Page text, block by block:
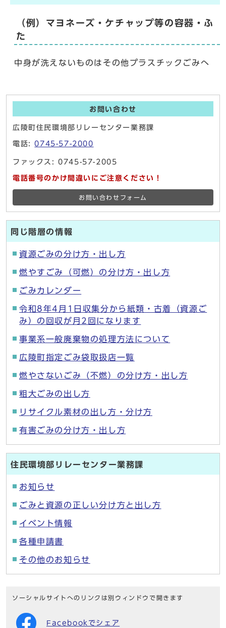
（例）マヨネーズ・ケチャップ等の容器・ふ
た
中身が洗えないものはその他プラスチックごみへ
お問い合わせ
広陵町住民環境部リレーセンター業務課
電話:0745-57-2000
ファックス: 0745-57-2005
電話番号のかけ間違いにご注意ください！
お問い合わせフォーム
同じ階層の情報
資源ごみの分け方・出し方
燃やすごみ（可燃）の分け方・出し方
ごみカレンダー
令和8年4月1日収集分から紙類・古着（資源ご
み）の回収が月2回になります
事業系一般廃棄物の処理方法について
広陵町指定ごみ袋取扱店一覧
燃やさないごみ（不燃）の分け方・出し方
粗大ごみの出し方
リサイクル素材の出し方・分け方
有害ごみの分け方・出し方
住民環境部リレーセンター業務課
お知らせ
ごみと資源の正しい分け方と出し方
イベント情報
各種申請書
その他のお知らせ
ソーシャルサイトへのリンクは別ウィンドウで開きます
Facebookでシェア